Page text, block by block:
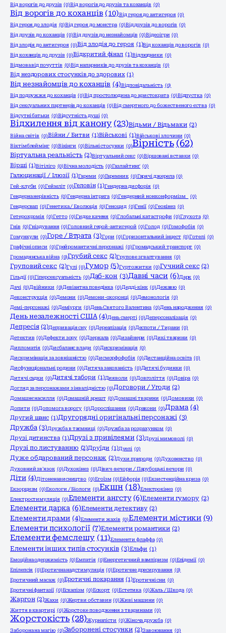
Від ворогів до друзів (0)Від ворогів до друзів та коханців (0)
Від ворогів до коханців (10)Від героя до антигероя (0)
Від героя до злодія (0)Від героя до монстра (0)Від друзів до ворогів (0)
Від друзів до коханців (0)Від друзів до незнайомців (0)Відеоігри (0)
Від злодія до антигероя (0)Від злодія до героя (1)Від коханців до ворогів (0)
Від коханців до друзів (0)Відкритий фінал (1)Відлюдники (0)
Відмова від почуттів (0)Від напарників до друзів та коханців (0)
Від нездорових стосунків до здорових (1)
Від незнайомців до коханців (4)Відповідальність (0)
Від подружжя до коханців (0)Від простолюдина до аристократа (0)Відпустка (0)
Від сексуальних партнерів до коханців (0)Від смертного до божественого єства (0)
Відсутні батьки (0)Відсутність душі (0)
Відхилення від канону (23)Відьми / Відьмаки (2)
Війна світів (0)Війни / Битви (1)Військові (1)Військові злочини (0)
Віктімблеймінг (0)Вікінги (0)Вільні стосунки (0)Вірність (62)
Віртуальна реальність (2)Віртуальний секс (0)Віршовані вставки (0)
Вірші (1)Вітіліго (0)Вічна молодість (0)Газлайтинґ (0)
Галюцинації / Ілюзії (1)Гареми (0)Гаремник (0)Гарячі джерела (0)
Гей-клуби (0)Геймліт (0)Геловін (1)Гендерна дисфорія (0)
Гендерна нерівність (0)Гендерна інтрига (0)Гендерний нонконформізм
(0)
Гендерсвап (0)Генетика / Еволюція (0)Геноцид (0)Генії (0)Геокінез (0)
Гетерохромія (0)Гетто (0)Гидке каченя (0)Глобальні катастрофи (0)Глухота (0)
Гнів (0)Гніздування (0)Головний герой-антигерой (0)Голод (0)Гомофобія (0)
Гомункули (0)Горе / Втрата (3)Гори (0)Горизонтальний інцест (0)Готелі (0)
Графічні описи (0)Грейромантичні персонажі (0)Громадський транспорт (0)
Громадянська війна (0)Грубий секс (2)Групове згвалтування (0)
Груповий секс (2)Гулі (0)Гумор (5)Гуртожитки (0)Гучний секс (2)
Гільдії (0)Гіперсексуальність (0)Даб-кон (3)Давні часи (6)Дарк (0)
Дачі (0)Двійники (0)Девіантна поведінка (0)Дедді-кінк (0)Дежавю (0)
Деконструкція (0)Демони (0)Демони-охоронці (0)Демонологія (0)
Демі-персонажі (0)Деміурги (0)День Святого Валентина (0)День народження (0)
День незалежності США (4)День смерті (0)Деперсоналізація (0)
Депресія (2)Депривація сну (0)Дереалізація (0)Деспоти / Тирани (0)
Детектив (0)Дефекти зору (0)Дзеркала (0)Дизайнери (0)Дикі тварини (0)
Дипломатія (0)Дисбаланс влади (0)Дискримінація (0)
Дискримінація за зовнішністю (0)Дисморфофобія (0)Дистанційна освіта (0)
Дисфункціональні родини (0)Дитяча закоханість (0)Дитячі будинки (0)
Дитячі садки (0)Дитячі табори (1)Дияволи (0)Довголіття (0)Довіра (0)
Догляд за персонажами з інвалідністю (0)Договори / Угоди (2)
Домашнє насилля (0)Домашній арешт (0)Домашні тварини (0)Домовики (0)
Допити (0)Допомога ворогу (0)Дорослішання (0)Дракони (0)Драма (4)
Другий шанс (1)Другорядні оригінальні персонажі (3)
Дружба (3)Дружба в таємниці (0)Дружба за розрахунком (0)
Друзі дитинства (1)Друзі з привілеями (3)Друзі мимоволі (0)
Друзі по листуванню (2)Друїди (1)Дуелі (0)
Дуже обдарований персонаж (2)Духи природи (0)Духовенство (0)
Духовний зв'язок (0)Духокінез (0)Дівич-вечори / Парубоцькі вечори (0)
Діти (4)Дітоненависництво (0)Егоїзм (0)Ейфорія (0)Екзистенційна криза (0)
Екзорцизм (0)Екологи / Біологи (0)Екшн (18)Електрокінез (0)
Електростимуляція (0)Елементи ангсту (6)Елементи гумору (2)
Елементи дарка (6)Елементи детективу (2)
Елементи драми (4)Елементи жахів (0)Елементи містики (9)
Елементи психології (7)Елементи романтики (2)
Елементи фемслешу (11)Елементи флаффа (0)
Елементи інших типів стосунків (3)Ельфи (1)
Емоційна одержимість (0)Емпатія (0)Енергетичний вампіризм (0)Епідемії (0)
Епілепсія (0)Еротична надстимуляція (0)Еротичне дресирування (0)
Еротичний масаж (0)Еротичні покарання (1)Еротичні сни (0)
Еротичні фантазії (0)Ескапізм (0)Ескорт (0)Естетика (0)Жаль / Шкода (0)
Жаргон (2)Жахи (0)Жертви обставин (0)Живі машини (0)
Життя в квартирі (0)Жорстоке поводження з тваринами (0)
Жорстокість (28)Журналісти (0)Жіноча дружба (0)
Заборона на магію (0)Заборонені стосунки (2)Завоювання (0)